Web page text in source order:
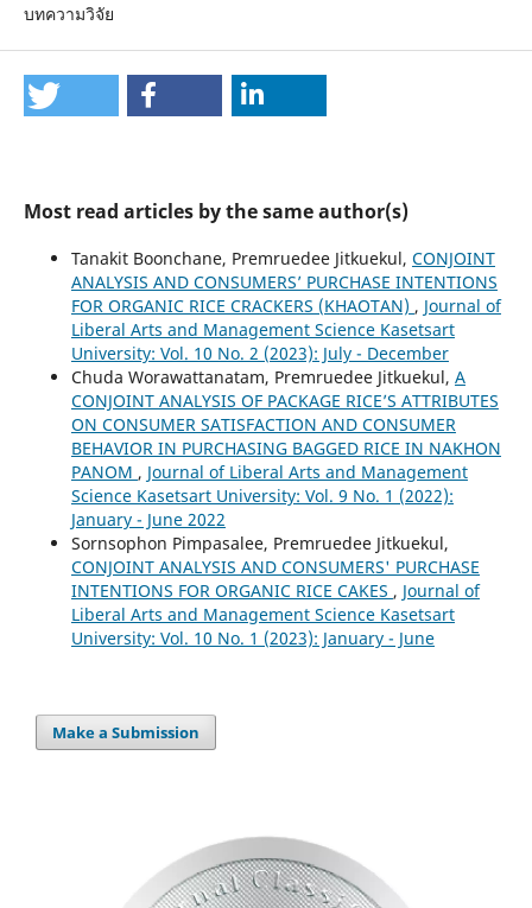
บทความวิจัย
Most read articles by the same author(s)
Tanakit Boonchane, Premruedee Jitkuekul, CONJOINT
ANALYSIS AND CONSUMERS’ PURCHASE INTENTIONS
FOR ORGANIC RICE CRACKERS (KHAOTAN) , Journal of
Liberal Arts and Management Science Kasetsart
University: Vol. 10 No. 2 (2023): July - December
Chuda Worawattanatam, Premruedee Jitkuekul, A
CONJOINT ANALYSIS OF PACKAGE RICE’S ATTRIBUTES
ON CONSUMER SATISFACTION AND CONSUMER
BEHAVIOR IN PURCHASING BAGGED RICE IN NAKHON
PANOM , Journal of Liberal Arts and Management
Science Kasetsart University: Vol. 9 No. 1 (2022):
January - June 2022
Sornsophon Pimpasalee, Premruedee Jitkuekul,
CONJOINT ANALYSIS AND CONSUMERS' PURCHASE
INTENTIONS FOR ORGANIC RICE CAKES , Journal of
Liberal Arts and Management Science Kasetsart
University: Vol. 10 No. 1 (2023): January - June
Make a Submission